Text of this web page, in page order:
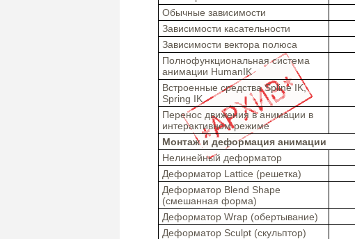
Обычные зависимости
Зависимости касательности
Зависимости вектора полюса
Полнофункциональная система
анимации HumanIK
Встроенные средства Spline IK,
Spring IK
Перенос движения в анимации в
интерактивном режиме
Монтаж и деформация анимации
Нелинейный деформатор
Деформатор Lattice (решетка)
Деформатор Blend Shape
(смешанная форма)
Деформатор Wrap (обертывание)
Деформатор Sculpt (cкульптор)